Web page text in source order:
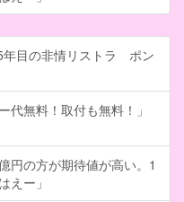
年目の非情リストラ ポン
代無料！取付も無料！」
円の方が期待値が高い。1
えー」